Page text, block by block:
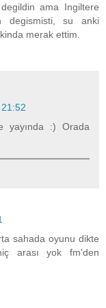
ama Ingiltere
degismisti, su anki
merak ettim.
yayında :) Orada
sahada oyunu dikte
arası yok fm'den